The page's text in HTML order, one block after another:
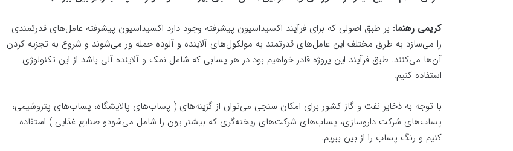
کریمی رهنما: بر طبق اصولی که برای فرآیند اکسیداسیون پیشرفته وجود دارد اکسیداسیون پیشرفته عامل‌های قدرتمندی
را می‌سازد به طرق مختلف این عامل‌های قدرتمند به مولکول‌های آلاینده و آلوده حمله ور می‌شوند و شروع به تجزیه کردن
آن‌ها می‌کنند. طبق فرآیند این پروژه قادر خواهیم بود در هر پسابی که شامل نمک و آلاینده آلی باشد از این تکنولوژی
استفاده کنیم.
با توجه به ذخایر نفت و گاز کشور برای امکان سنجی می‌توان از گزینه‌های ( پساب‌های پالایشگاه، پساب‌های پتروشیمی،
پساب‌های شرکت داروسازی، پساب‌های شرکت‌های ریخته‌گری که بیشتر یون را شامل می‌شودو صنایع غذایی ) استفاده
کنیم و رنگ پساب را از بین ببریم.